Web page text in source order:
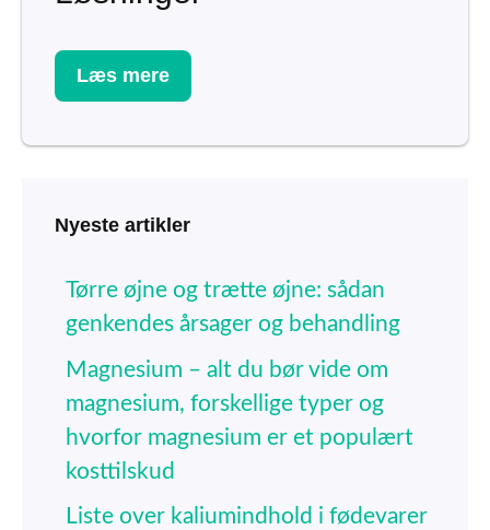
Læs mere
Nyeste artikler
Tørre øjne og trætte øjne: sådan
genkendes årsager og behandling
Magnesium – alt du bør vide om
magnesium, forskellige typer og
hvorfor magnesium er et populært
kosttilskud
Liste over kaliumindhold i fødevarer